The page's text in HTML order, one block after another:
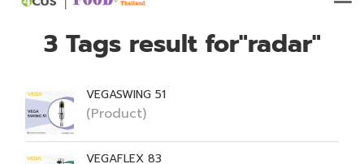
3 Tags result for"radar"
VEGASWING 51
(Product)
VEGAFLEX 83